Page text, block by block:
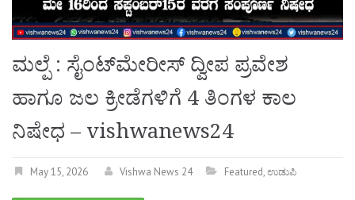
ಮಲ್ಪೆ : ಸೈಂಟ್‌ಮೇರೀಸ್‌ ದ್ವೀಪ ಪ್ರವೇಶ
ಹಾಗೂ ಜಲ ಕ್ರೀಡೆಗಳಿಗೆ 4 ತಿಂಗಳ ಕಾಲ
ನಿಷೇಧ – vishwanews24
May 15, 2026 Vishwa News 24 Featured,ಉಡುಪಿ